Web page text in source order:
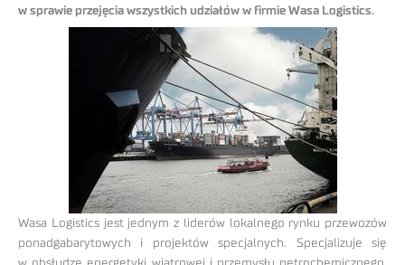
w sprawie przejęcia wszystkich udziałów w firmie Wasa Logistics.
Wasa Logistics jest jednym z liderów lokalnego rynku przewozów
ponadgabarytowych i projektów specjalnych. Specjalizuje się